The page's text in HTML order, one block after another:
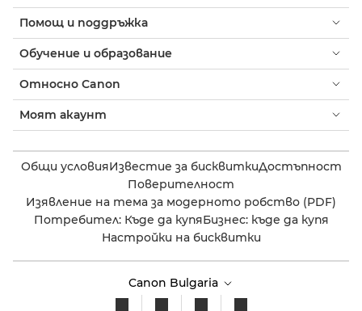
Помощ и поддръжка
Обучение и образование
Относно Canon
Моят акаунт
Общи условияИзвестие за бисквиткиДостъпност
Поверителност
Изявление на тема за модерното робство (PDF)
Потребител: Къде да купяБизнес: къде да купя
Настройки на бисквитки
Canon Bulgaria